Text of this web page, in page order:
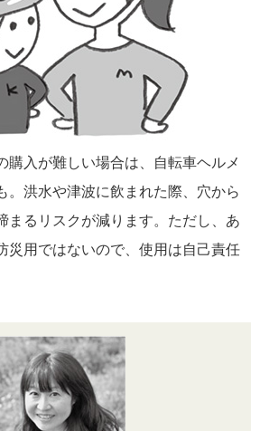
購入が難しい場合は、自転車ヘルメ
。洪水や津波に飲まれた際、穴から
まるリスクが減ります。ただし、あ
災用ではないので、使用は自己責任